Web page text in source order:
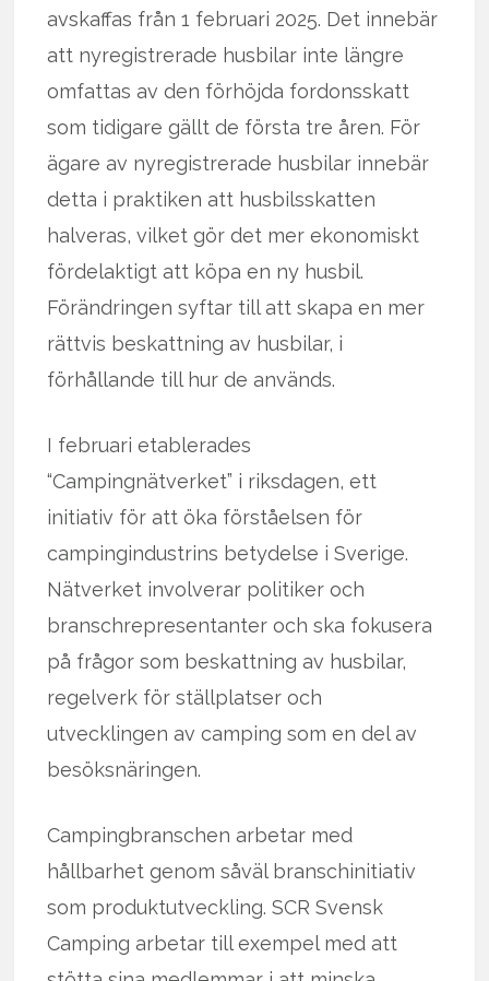
avskaffas från 1 februari 2025. Det innebär
att nyregistrerade husbilar inte längre
omfattas av den förhöjda fordonsskatt
som tidigare gällt de första tre åren. För
ägare av nyregistrerade husbilar innebär
detta i praktiken att husbilsskatten
halveras, vilket gör det mer ekonomiskt
fördelaktigt att köpa en ny husbil.
Förändringen syftar till att skapa en mer
rättvis beskattning av husbilar, i
förhållande till hur de används.
I februari etablerades
“Campingnätverket” i riksdagen, ett
initiativ för att öka förståelsen för
campingindustrins betydelse i Sverige.
Nätverket involverar politiker och
branschrepresentanter och ska fokusera
på frågor som beskattning av husbilar,
regelverk för ställplatser och
utvecklingen av camping som en del av
besöksnäringen.
Campingbranschen arbetar med
hållbarhet genom såväl branschinitiativ
som produktutveckling. SCR Svensk
Camping arbetar till exempel med att